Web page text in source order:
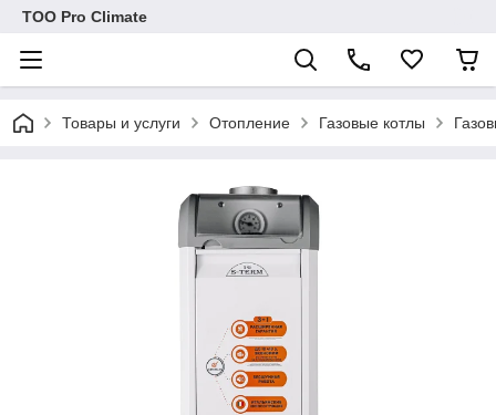
ТОО Pro Climate
Товары и услуги Отопление Газовые котлы